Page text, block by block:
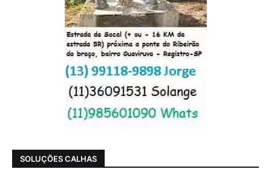
SOLUÇÕES CALHAS